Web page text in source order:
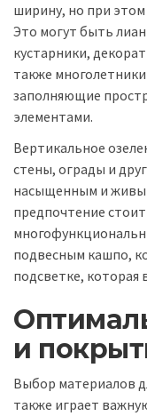
ширину, но при
Это могут быть
кустарники,
также
заполняющие
элементами.
Вертикальное
стены, ограды и
насыщенным и
предпочтение
подвесным кашпо,
подсветке, которая
и
Выбор материалов
также играет